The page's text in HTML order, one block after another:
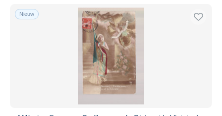
Nieuw